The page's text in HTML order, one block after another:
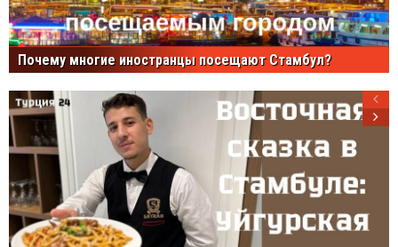
Почему многие иностранцы посещают Стамбул?